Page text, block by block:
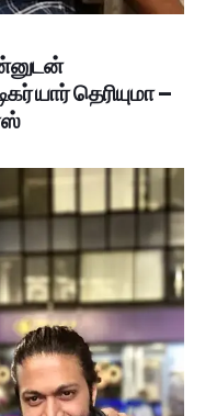
யார் தெரியுமா –